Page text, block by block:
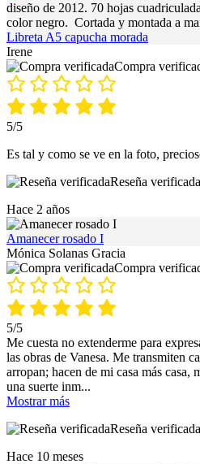
Libreta A5 capucha morada
Irene
Compra
5/5
Es tal y como se ve en la foto,
Reseña
Hace 2 años
Amanecer rosado I
Mónica Solanas Gracia
Compra
5/5
Me cuesta no extenderme para
las obras de Vanesa. Me transmiten
arropan; hacen de mi casa más casa,
una suerte inm...
Mostrar más
Reseña
Hace 10 meses